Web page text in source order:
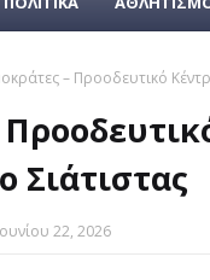
– Προοδευτικό
Σιάτιστας
22, 2026